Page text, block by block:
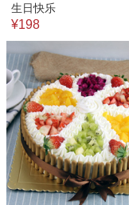
生日快乐
¥198